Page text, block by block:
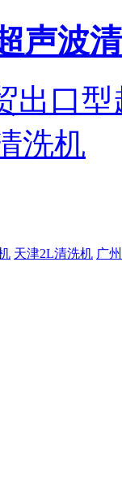
声波
出口
洗机
天津2L清洗机 广